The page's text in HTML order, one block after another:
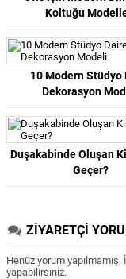
Koltuğu
10 Modern Stüdyo
Dekorasyon
Duşakabinde Oluşan
Geçer?
ZİYARETÇİ
Henüz yorum
yapabilirsiniz.